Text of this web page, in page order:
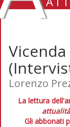
Lorenzo
La lettura
Gli abbonati